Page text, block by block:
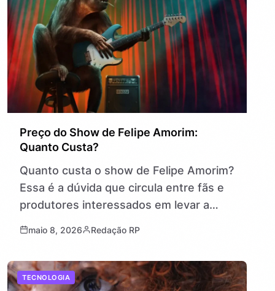
Preço do Show de Felipe Amorim:
Quanto Custa?
Quanto custa o show de Felipe Amorim?
Essa é a dúvida que circula entre fãs e
produtores interessados em levar a
para eventos, festas e…
maio 8, 2026 Redação RP
TECNOLOGIA